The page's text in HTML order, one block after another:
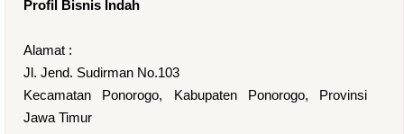
Profil Bisnis Indah
Alamat :
Jl. Jend. Sudirman No.103
Kecamatan Ponorogo, Kabupaten Ponorogo, Provinsi
Jawa Timur